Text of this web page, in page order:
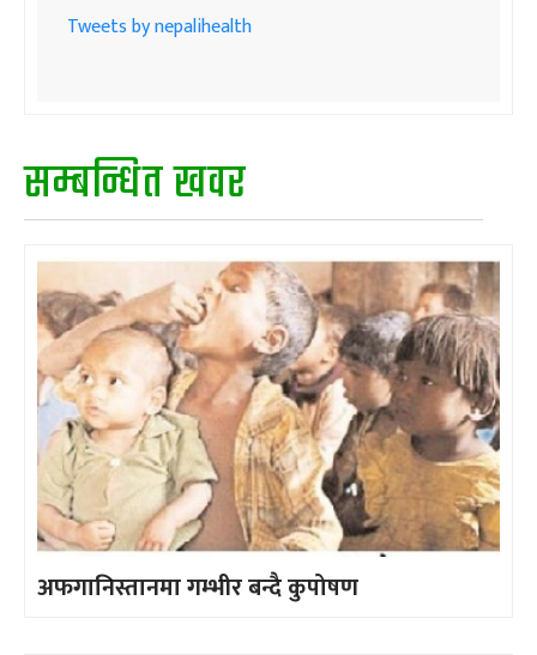
Tweets by nepalihealth
सम्बन्धित खवर
अफगानिस्तानमा गम्भीर बन्दै कुपोषण